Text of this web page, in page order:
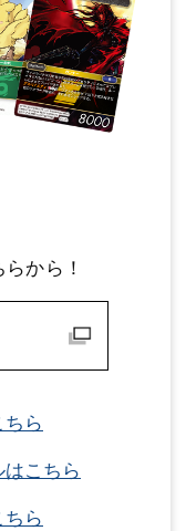
から！
ちら
はこちら
ちら